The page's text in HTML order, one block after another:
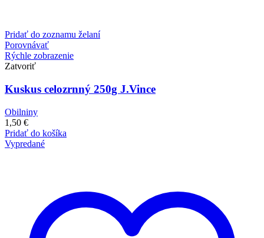
Pridať do zoznamu želaní
Porovnávať
Rýchle zobrazenie
Zatvoriť
Kuskus celozrnný 250g J.Vince
Obilniny
1,50 €
Pridať do košíka
Vypredané